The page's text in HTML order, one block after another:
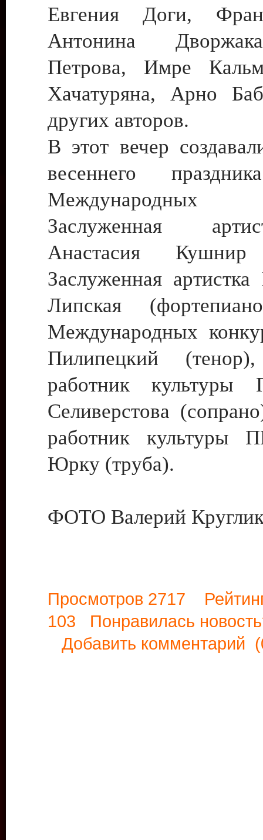
Евгения Доги,
Антонина
Петрова, Имре
Хачатуряна, Арно
других авторов.
В этот вечер
весеннего
Международных
Заслуженная
Анастасия Кушнир
Заслуженная
Липская
Международных
Пилипецкий
работник
Селиверстова
работник культуры
Юрку (труба).
ФОТО Валерий
Просмотров 2717
103 Понравилась
Добавить комментарий